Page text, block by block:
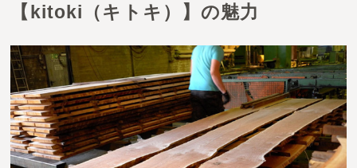
【kitoki（キトキ）】の魅力